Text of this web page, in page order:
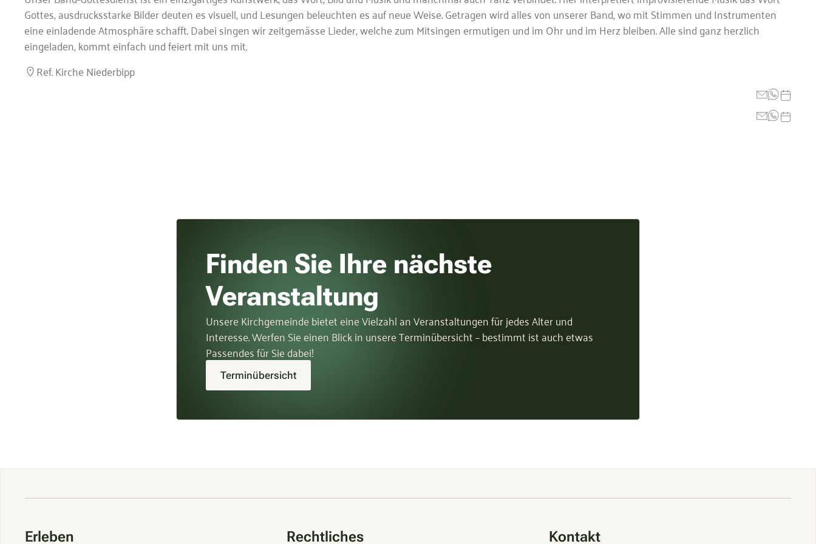
Gottes, ausdrucksstarke Bilder deuten es visuell, und Lesungen beleuchten es auf neue Weise. Getragen wird alles von unserer Band, wo mit Stimmen und Instrumenten
eine einladende Atmosphäre schafft. Dabei singen wir zeitgemässe Lieder, welche zum Mitsingen ermutigen und im Ohr und im Herz bleiben. Alle sind ganz herzlich
eingeladen, kommt einfach und feiert mit uns mit.
Ref. Kirche Niederbipp
Finden Sie Ihre nächste
Veranstaltung
Unsere Kirchgemeinde bietet eine Vielzahl an Veranstaltungen für jedes Alter und
Interesse. Werfen Sie einen Blick in unsere Terminübersicht – bestimmt ist auch etwas
Passendes für Sie dabei!
Terminübersicht
Erleben Rechtliches Kontakt